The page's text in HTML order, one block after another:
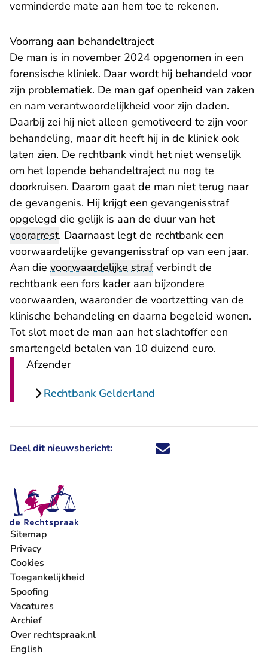
verminderde mate aan hem toe te rekenen.
Voorrang aan behandeltraject
De man is in november 2024 opgenomen in een
forensische kliniek. Daar wordt hij behandeld voor
zijn problematiek. De man gaf openheid van zaken
en nam verantwoordelijkheid voor zijn daden.
Daarbij zei hij niet alleen gemotiveerd te zijn voor
behandeling, maar dit heeft hij in de kliniek ook
laten zien. De rechtbank vindt het niet wenselijk
om het lopende behandeltraject nu nog te
doorkruisen. Daarom gaat de man niet terug naar
de gevangenis. Hij krijgt een gevangenisstraf
opgelegd die gelijk is aan de duur van het
voorarrest. Daarnaast legt de rechtbank een
voorwaardelijke gevangenisstraf op van een jaar.
Aan die voorwaardelijke strafverbindt de
rechtbank een fors kader aan bijzondere
voorwaarden, waaronder de voortzetting van de
klinische behandeling en daarna begeleid wonen.
Tot slot moet de man aan het slachtoffer een
smartengeld betalen van 10 duizend euro.
Afzender
Rechtbank Gelderland
Deel dit nieuwsbericht: Deel dit nieuwsbericht via X -
Deel dit nieuwsbericht via
Deel dit nieuwsbericht
Deel dit
Sitemap
Privacy
Cookies
Toegankelijkheid
Spoofing
Vacatures
- U verlaat Rechtspraak.nl
Archief
Over rechtspraak.nl
English